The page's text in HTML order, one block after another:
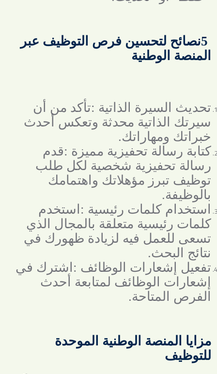
5نصائح لتحسين فرص التوظيف عبر
المنصة الوطنية
تحديث السيرة الذاتية :تأكد من أن
سيرتك الذاتية محدثة وتعكس أحدث
خبراتك ومهاراتك.
كتابة رسالة تحفيزية مميزة :قدم
رسالة تحفيزية شخصية لكل طلب
توظيف تبرز مؤهلاتك واهتمامك
بالوظيفة.
استخدام كلمات رئيسية : استخدم
كلمات رئيسية متعلقة بالمجال الذي
تسعى للعمل فيه لزيادة ظهورك في
نتائج البحث.
تفعيل إشعارات الوظائف : اشترك في
إشعارات الوظائف لمتابعة أحدث
الفرص المتاحة.
مزايا المنصة الوطنية الموحدة
للتوظيف